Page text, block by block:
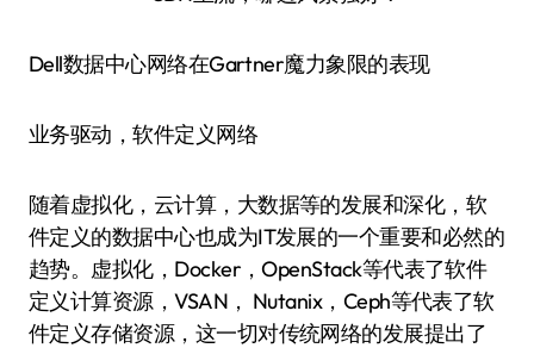
Dell数据中心网络在Gartner魔力象限的表现
业务驱动，软件定义网络
随着虚拟化，云计算，大数据等的发展和深化，软
件定义的数据中心也成为IT发展的一个重要和必然的
趋势。虚拟化，Docker，OpenStack等代表了软件
定义计算资源，VSAN， Nutanix，Ceph等代表了软
件定义存储资源，这一切对传统网络的发展提出了